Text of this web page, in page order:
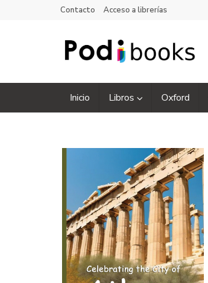
Contacto Acceso a librerías
Inicio Libros Oxford